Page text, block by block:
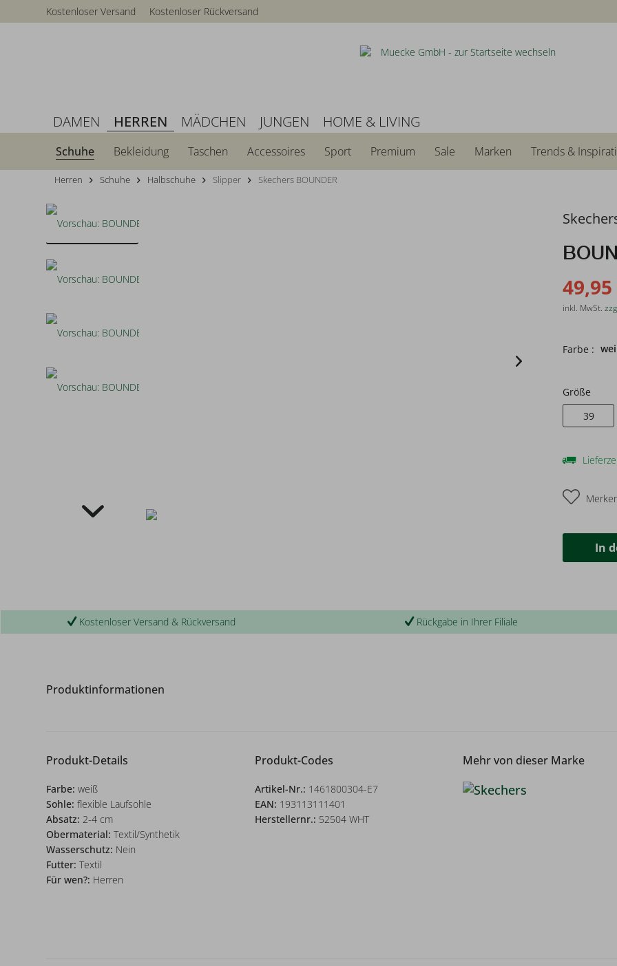
Kostenloser Versand Kostenloser Rückversand
DAMEN HERREN MÄDCHEN JUNGEN HOME & LIVING
Schuhe Bekleidung Taschen Accessoires Sport Premium Sale Marken Trends &
Herren Schuhe Halbschuhe Slipper Skechers BOUNDER
49,95
inkl. MwSt.
Farbe :
Größe
39
In
Kostenloser Versand & Rückversand Rückgabe in Ihrer Filiale
Produktinformationen
Produkt-Details
Farbe:weiß
Sohle: flexible Laufsohle
Absatz: 2-4 cm
Obermaterial: Textil/Synthetik
Wasserschutz: Nein
Futter: Textil
Für wen?: Herren
Produkt-Codes
Artikel-Nr.: 1461800304-E7
EAN: 193113111401
Herstellernr.: 52504 WHT
Mehr von dieser Marke